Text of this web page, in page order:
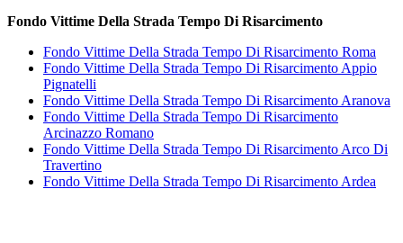
Fondo Vittime Della Strada Tempo Di Risarcimento
Fondo Vittime Della Strada Tempo Di Risarcimento Roma
Fondo Vittime Della Strada Tempo Di Risarcimento Appio
Pignatelli
Fondo Vittime Della Strada Tempo Di Risarcimento Aranova
Fondo Vittime Della Strada Tempo Di Risarcimento
Arcinazzo Romano
Fondo Vittime Della Strada Tempo Di Risarcimento Arco Di
Travertino
Fondo Vittime Della Strada Tempo Di Risarcimento Ardea